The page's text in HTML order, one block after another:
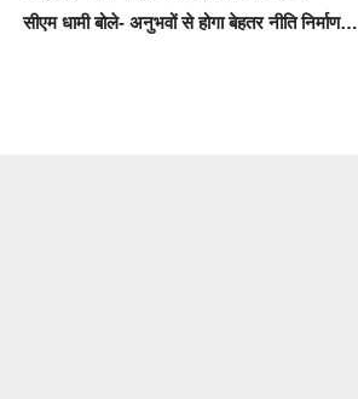
सीएम धामी बोले- अनुभवों से होगा बेहतर नीति निर्माण…